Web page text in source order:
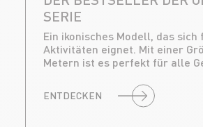
SERIE
Ein ikonisches Modell, das
Aktivitäten eignet. Mit einer
Metern ist es perfekt für alle
ENTDECKEN